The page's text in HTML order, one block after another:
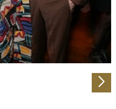
Inhalte und Anzeigen zu
für soziale Medien anbieten
unsere Website zu
wir Informationen zu Ihrer
an unsere Partner für
möglicherweise mit
die Sie ihnen bereitgestellt